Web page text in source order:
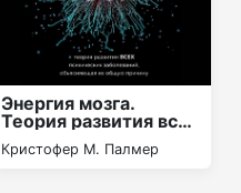
Энергия мозга.
Теория развития всех
психических
заболеваний,
Кристофер М. Палмер